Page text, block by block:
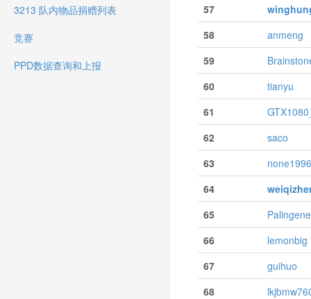
3213 队内物品捐赠列表
竞赛
PPD数据查询和上报
57
58
anmeng
59
60
tianyu
61
62
saco
63
none1996
64
65
Palingene
66
lemonbig
67
guihuo
68